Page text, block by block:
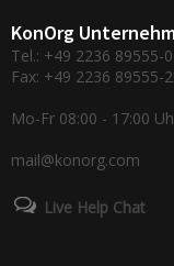
KonOrg
Tel.: +49 2236 89555-0
Fax: +49 2236 89555-
Mo-Fr 08:00 - 17:00
mail@konorg.com
Live Help Chat